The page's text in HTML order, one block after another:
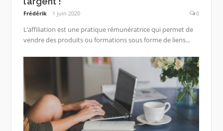
Frédérik 1 juin 2020 0
L’affiliation est une pratique rémunératrice qui permet de
vendre des produits ou formations sous forme de liens...